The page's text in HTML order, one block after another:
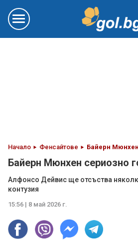
Начало Фенсайтове Байерн Мюнхен
Байерн Мюнхен сериозно
Алфонсо Дейвис ще отсъства
контузия
15:56 | 8 май 2026 г.